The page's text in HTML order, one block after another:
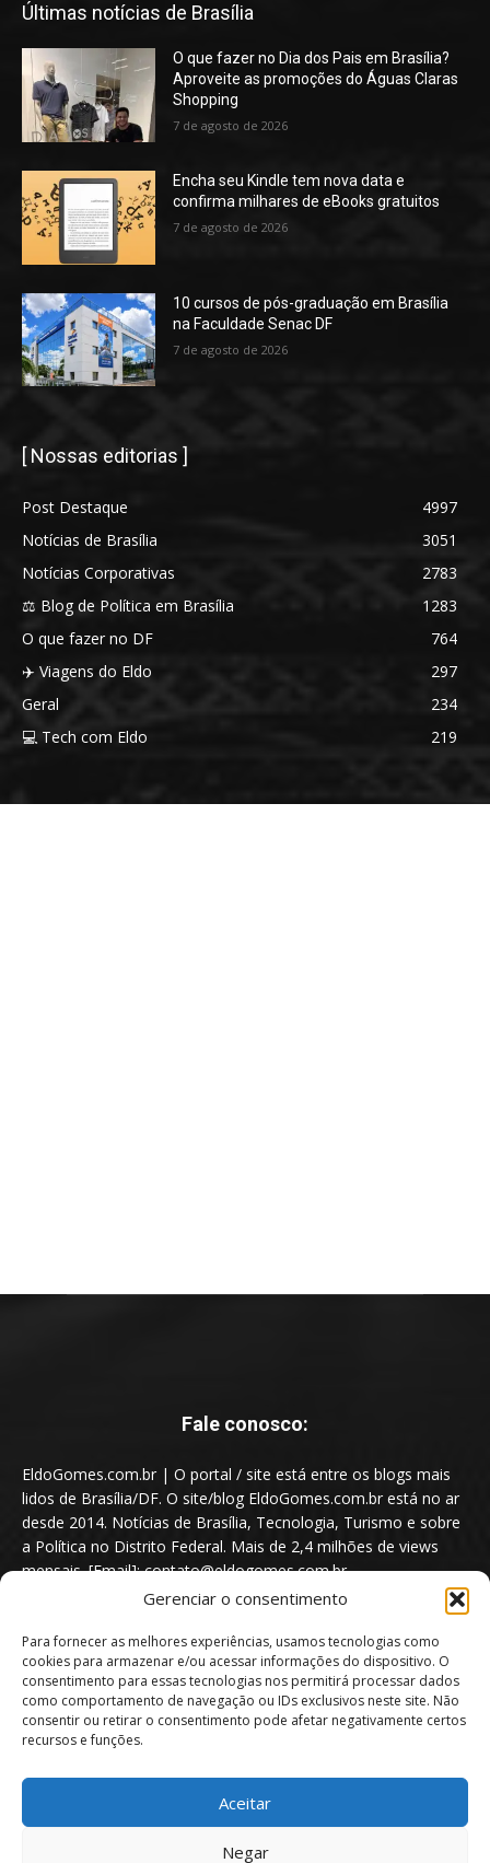
Gerenciar o consentimento
Para fornecer as melhores experiências, usamos tecnologias como
cookies para armazenar e/ou acessar informações do dispositivo. O
consentimento para essas tecnologias nos permitirá processar dados
como comportamento de navegação ou IDs exclusivos neste site. Não
consentir ou retirar o consentimento pode afetar negativamente certos
recursos e funções.
Aceitar
Negar
Últimas notícias de Brasília
O que fazer no Dia dos Pais em Brasília?
Aproveite as promoções do Águas Claras
Shopping
7 de agosto de 2026
Encha seu Kindle tem nova data e
confirma milhares de eBooks gratuitos
7 de agosto de 2026
10 cursos de pós-graduação em Brasília
na Faculdade Senac DF
7 de agosto de 2026
[ Nossas editorias ]
Post Destaque
4997
Notícias de Brasília
3051
Notícias Corporativas
2783
⚖️ Blog de Política em Brasília
1283
O que fazer no DF
764
✈️ Viagens do Eldo
297
Geral
234
💻 Tech com Eldo
219
Fale conosco:
EldoGomes.com.br | O portal / site está entre os blogs mais
lidos de Brasília/DF. O site/blog EldoGomes.com.br está no ar
desde 2014. Notícias de Brasília, Tecnologia, Turismo e sobre
a Política no Distrito Federal. Mais de 2,4 milhões de views
mensais. [Email]: contato@eldogomes.com.br
Portal EldoGomes.com.br | Entre os Blogs mais lidos de Brasília/DF. |